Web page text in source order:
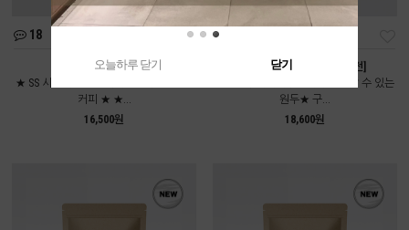
18
여름인가봄 [중배전]
★ SS 시즌에만 만날 수 있는 시즌블렌드
커피 ★ ★...
16,500원
콜롬비아 디카페인 [약배전]
★전광수커피하우스에서도 만날 수 있는
원두★ 구...
18,600원
오늘하루 닫기 닫기